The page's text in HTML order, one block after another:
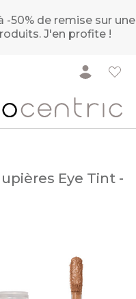
-50% de remise sur une
J'en profite !
Eye Tint -